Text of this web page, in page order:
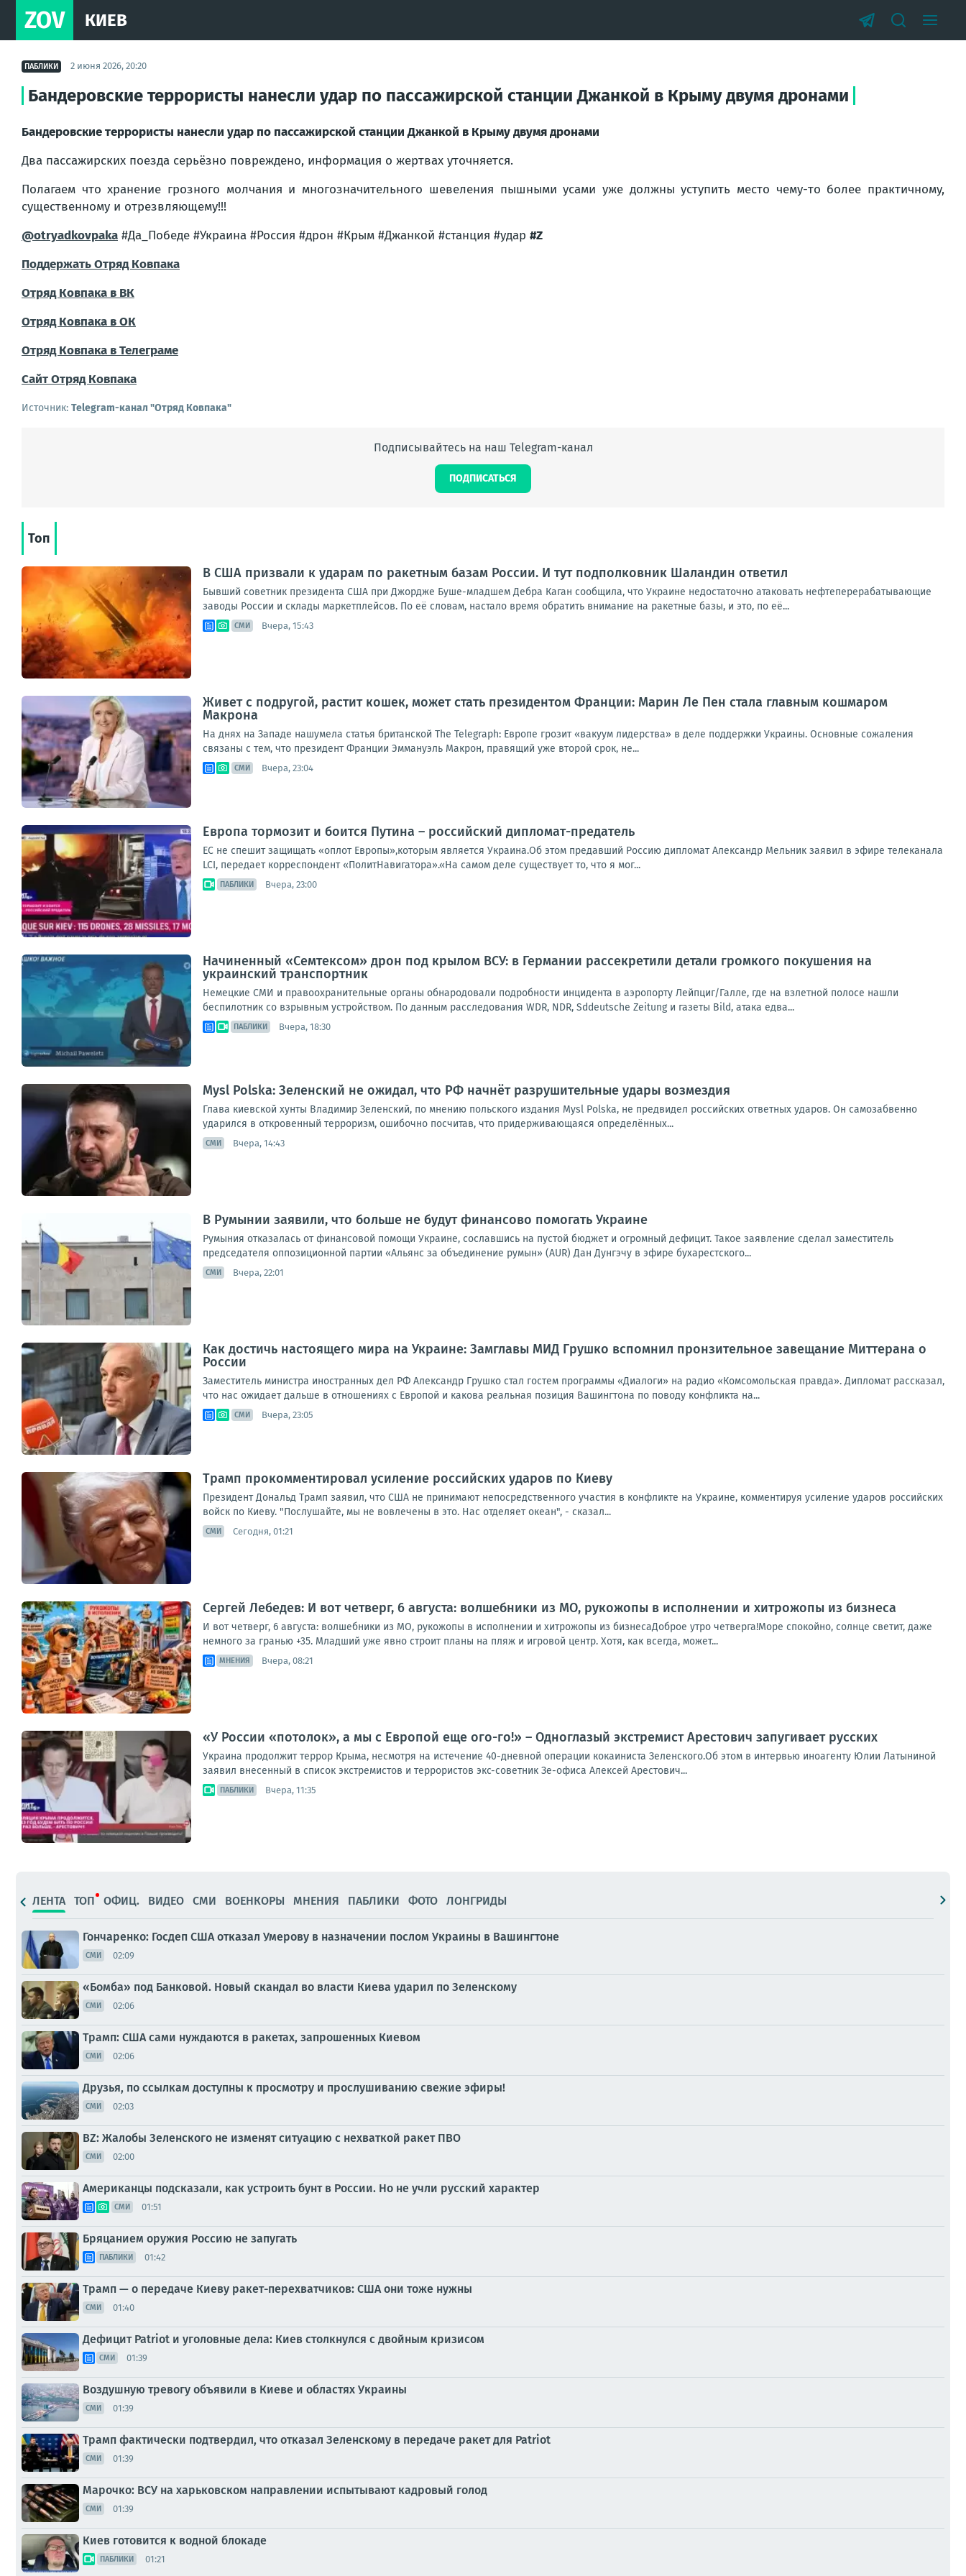
ZOV КИЕВ
ПАБЛИКИ 2 июня 2026, 20:20
Бандеровские террористы нанесли удар по пассажирской станции Джанкой в Крыму двумя дронами
Бандеровские террористы нанесли удар по пассажирской станции Джанкой в Крыму двумя дронами
Два пассажирских поезда серьёзно повреждено, информация о жертвах уточняется.
Полагаем что хранение грозного молчания и многозначительного шевеления пышными усами уже должны уступить место чему-то более практичному,
существенному и отрезвляющему!!!
@otryadkovpaka #Да_Победе #Украина #Россия #дрон #Крым #Джанкой #станция #удар #Z
Поддержать Отряд Ковпака
Отряд Ковпака в ВК
Отряд Ковпака в ОК
Отряд Ковпака в Телеграме
Сайт Отряд Ковпака
Источник: Telegram-канал "Отряд Ковпака"
Подписывайтесь на наш Telegram-канал
ПОДПИСАТЬСЯ
Топ
В США призвали к ударам по ракетным базам России. И тут подполковник Шаландин ответил
Бывший советник президента США при Джордже Буше-младшем Дебра Каган сообщила, что Украине недостаточно атаковать нефтеперерабатывающие
заводы России и склады маркетплейсов. По её словам, настало время обратить внимание на ракетные базы, и это, по её...
СМИ Вчера, 15:43
Живет с подругой, растит кошек, может стать президентом Франции: Марин Ле Пен стала главным кошмаром
Макрона
На днях на Западе нашумела статья британской The Telegraph: Европе грозит «вакуум лидерства» в деле поддержки Украины. Основные сожаления
связаны с тем, что президент Франции Эммануэль Макрон, правящий уже второй срок, не...
СМИ Вчера, 23:04
Европа тормозит и боится Путина – российский дипломат-предатель
ЕС не спешит защищать «оплот Европы»,которым является Украина.Об этом предавший Россию дипломат Александр Мельник заявил в эфире телеканала
LCI, передает корреспондент «ПолитНавигатора».«На самом деле существует то, что я мог...
ПАБЛИКИ Вчера, 23:00
Начиненный «Семтексом» дрон под крылом ВСУ: в Германии рассекретили детали громкого покушения на
украинский транспортник
Немецкие СМИ и правоохранительные органы обнародовали подробности инцидента в аэропорту Лейпциг/Галле, где на взлетной полосе нашли
беспилотник со взрывным устройством. По данным расследования WDR, NDR, Sddeutsche Zeitung и газеты Bild, атака едва...
ПАБЛИКИ Вчера, 18:30
Mysl Polska: Зеленский не ожидал, что РФ начнёт разрушительные удары возмездия
Глава киевской хунты Владимир Зеленский, по мнению польского издания Mysl Polska, не предвидел российских ответных ударов. Он самозабвенно
ударился в откровенный терроризм, ошибочно посчитав, что придерживающаяся определённых...
СМИ Вчера, 14:43
В Румынии заявили, что больше не будут финансово помогать Украине
Румыния отказалась от финансовой помощи Украине, сославшись на пустой бюджет и огромный дефицит. Такое заявление сделал заместитель
председателя оппозиционной партии «Альянс за объединение румын» (AUR) Дан Дунгэчу в эфире бухарестского...
СМИ Вчера, 22:01
Как достичь настоящего мира на Украине: Замглавы МИД Грушко вспомнил пронзительное завещание Миттерана о
России
Заместитель министра иностранных дел РФ Александр Грушко стал гостем программы «Диалоги» на радио «Комсомольская правда». Дипломат рассказал,
что нас ожидает дальше в отношениях с Европой и какова реальная позиция Вашингтона по поводу конфликта на...
СМИ Вчера, 23:05
Трамп прокомментировал усиление российских ударов по Киеву
Президент Дональд Трамп заявил, что США не принимают непосредственного участия в конфликте на Украине, комментируя усиление ударов российских
войск по Киеву. "Послушайте, мы не вовлечены в это. Нас отделяет океан", - сказал...
СМИ Сегодня, 01:21
Сергей Лебедев: И вот четверг, 6 августа: волшебники из МО, рукожопы в исполнении и хитрожопы из бизнеса
И вот четверг, 6 августа: волшебники из МО, рукожопы в исполнении и хитрожопы из бизнесаДоброе утро четверга!Море спокойно, солнце светит, даже
немного за гранью +35. Младший уже явно строит планы на пляж и игровой центр. Хотя, как всегда, может...
МНЕНИЯ Вчера, 08:21
«У России «потолок», а мы с Европой еще ого-го!» – Одноглазый экстремист Арестович запугивает русских
Украина продолжит террор Крыма, несмотря на истечение 40-дневной операции кокаиниста Зеленского.Об этом в интервью иноагенту Юлии Латыниной
заявил внесенный в список экстремистов и террористов экс-советник Зе-офиса Алексей Арестович...
ПАБЛИКИ Вчера, 11:35
ЛЕНТА ТОП ОФИЦ. ВИДЕО СМИ ВОЕНКОРЫ МНЕНИЯ ПАБЛИКИ ФОТО ЛОНГРИДЫ
Гончаренко: Госдеп США отказал Умерову в назначении послом Украины в Вашингтоне
СМИ 02:09
«Бомба» под Банковой. Новый скандал во власти Киева ударил по Зеленскому
СМИ 02:06
Трамп: США сами нуждаются в ракетах, запрошенных Киевом
СМИ 02:06
Друзья, по ссылкам доступны к просмотру и прослушиванию свежие эфиры!
СМИ 02:03
BZ: Жалобы Зеленского не изменят ситуацию с нехваткой ракет ПВО
СМИ 02:00
Американцы подсказали, как устроить бунт в России. Но не учли русский характер
СМИ 01:51
Бряцанием оружия Россию не запугать
ПАБЛИКИ 01:42
Трамп — о передаче Киеву ракет-перехватчиков: США они тоже нужны
СМИ 01:40
Дефицит Patriot и уголовные дела: Киев столкнулся с двойным кризисом
СМИ 01:39
Воздушную тревогу объявили в Киеве и областях Украины
СМИ 01:39
Трамп фактически подтвердил, что отказал Зеленскому в передаче ракет для Patriot
СМИ 01:39
Марочко: ВСУ на харьковском направлении испытывают кадровый голод
СМИ 01:39
Киев готовится к водной блокаде
ПАБЛИКИ 01:21